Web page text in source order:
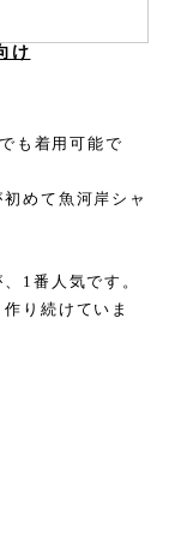
け
も着用可能で
めて魚河岸シャ
1番人気です。
り続けていま